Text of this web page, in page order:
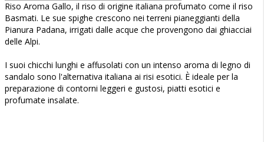
Riso Aroma Gallo, il riso di origine italiana profumato come il riso
Basmati. Le sue spighe crescono nei terreni pianeggianti della
Pianura Padana, irrigati dalle acque che provengono dai ghiacciai
delle Alpi.
I suoi chicchi lunghi e affusolati con un intenso aroma di legno di
sandalo sono l'alternativa italiana ai risi esotici. È ideale per la
preparazione di contorni leggeri e gustosi, piatti esotici e
profumate insalate.